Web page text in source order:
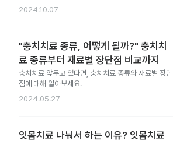
게요.
2024.10.07
"충치치료 종류, 어떻게 될까?" 충치치
료 종류부터 재료별 장단점 비교까지
충치치료 앞두고 있다면, 충치치료 종류와 재료별 장단
점에 대해 알아보세요.
2024.05.27
잇몸치료 나눠서 하는 이유? 잇몸치료